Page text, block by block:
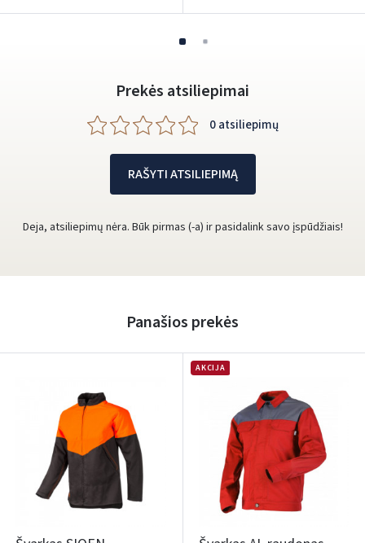
Prekės atsiliepimai
0 atsiliepimų
RAŠYTI ATSILIEPIMĄ
Deja, atsiliepimų nėra. Būk pirmas (-a) ir pasidalink savo įspūdžiais!
Panašios prekės
AKCIJA